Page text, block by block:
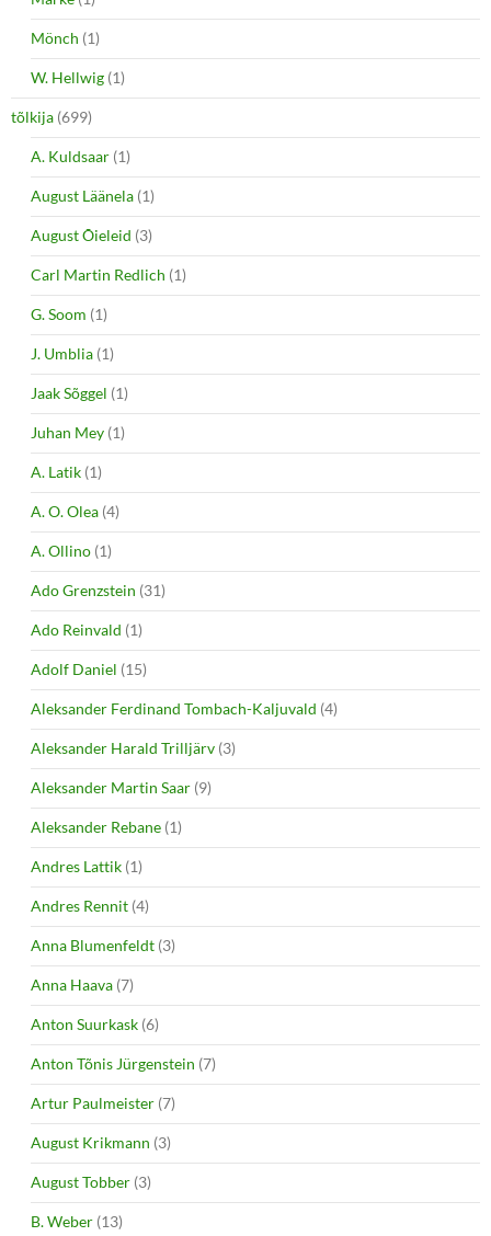
Mönch (1)
W. Hellwig (1)
tõlkija (699)
A. Kuldsaar (1)
August Läänela (1)
August Õieleid (3)
Carl Martin Redlich (1)
G. Soom (1)
J. Umblia (1)
Jaak Sõggel (1)
Juhan Mey (1)
A. Latik (1)
A. O. Olea (4)
A. Ollino (1)
Ado Grenzstein (31)
Ado Reinvald (1)
Adolf Daniel (15)
Aleksander Ferdinand Tombach-Kaljuvald (4)
Aleksander Harald Trilljärv (3)
Aleksander Martin Saar (9)
Aleksander Rebane (1)
Andres Lattik (1)
Andres Rennit (4)
Anna Blumenfeldt (3)
Anna Haava (7)
Anton Suurkask (6)
Anton Tõnis Jürgenstein (7)
Artur Paulmeister (7)
August Krikmann (3)
August Tobber (3)
B. Weber (13)